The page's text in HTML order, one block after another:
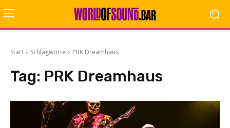
Start Schlagworte PRK Dreamhaus
Tag: PRK Dreamhaus